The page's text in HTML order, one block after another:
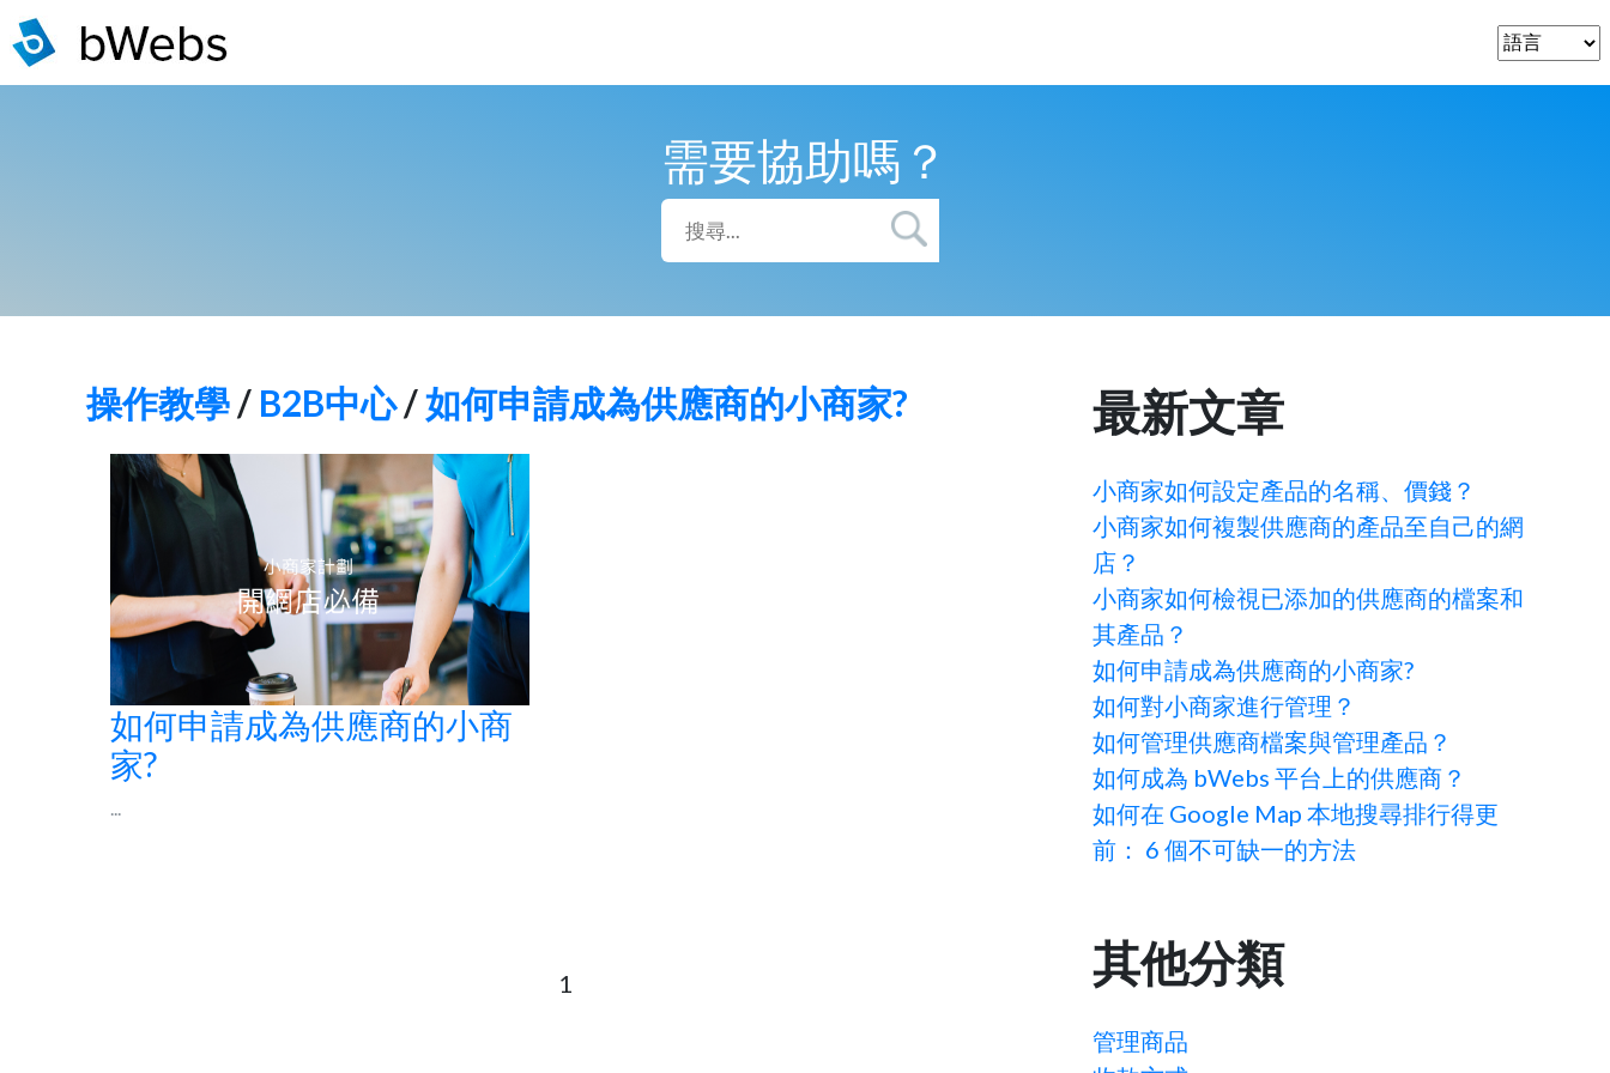
需要協助嗎？
操作教學/ B2B中心/如何申請成為供應商的小商家?
如何申請成為供應商的小商
家?
1
最新文章
小商家如何設定產品的名稱、價錢？
小商家如何複製供應商的產品至自己的網
店？
小商家如何檢視已添加的供應商的檔案和
其產品？
如何申請成為供應商的小商家?
如何對小商家進行管理？
如何管理供應商檔案與管理產品？
如何成為 bWebs 平台上的供應商？
如何在 Google Map 本地搜尋排行得更
前： 6 個不可缺一的方法
其他分類
管理商品